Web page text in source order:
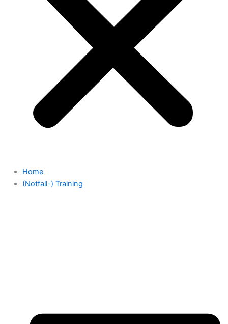
Home
(Notfall-) Training